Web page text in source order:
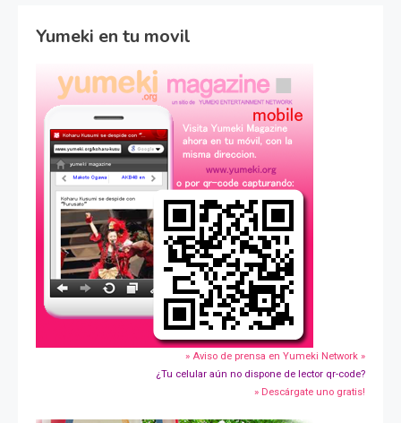
Yumeki en tu movil
» Aviso de prensa en Yumeki Network »
¿Tu celular aún no dispone de lector qr-code?
» Descárgate uno gratis!